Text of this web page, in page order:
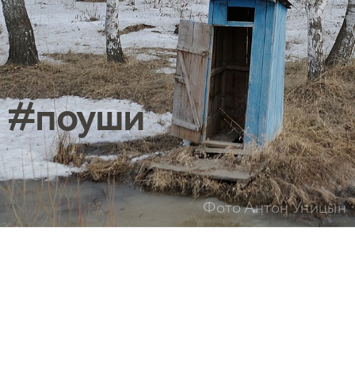
#поуши
Фото Антон Уницын